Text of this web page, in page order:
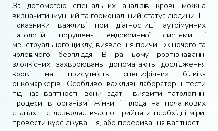
За допомогою спеціальних аналізів крові, можна
визначити імунний та гормональний статус людини. Ці
показники важливі при діагностиці аутоімунних
патологій, порушень ендокринної системи і
менструального циклу, виявлення причин жіночого та
чоловічого безпліддя. В ранньому розпізнаванні
злоякісних захворювань допомагають дослідження
крові на присутність специфічних білків-
онкомаркерів. Особливо важливі лабораторні тести
під час вагітності, вони здатні виявити патологічні
процеси в організмі жінки і плода на початкових
етапах. Це дозволяє вчасно прийняти необхідні міри,
провести курс лікування, або переривання вагітності.